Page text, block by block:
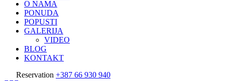
O NAMA
PONUDA
POPUSTI
GALERIJA
VIDEO
BLOG
KONTAKT
Reservation +387 66 930 940